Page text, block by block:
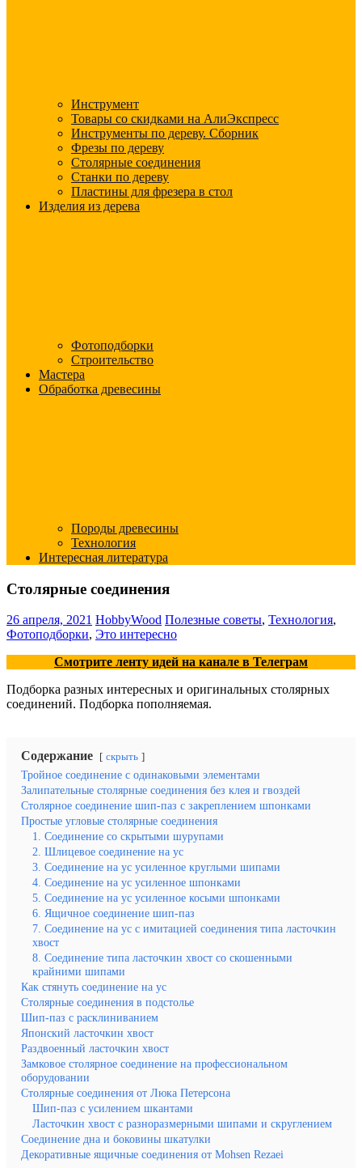
Инструмент
Товары со скидками на АлиЭкспресс
Инструменты по дереву. Сборник
Фрезы по дереву
Столярные соединения
Станки по дереву
Пластины для фрезера в стол
Изделия из дерева
Фотоподборки
Строительство
Мастера
Обработка древесины
Породы древесины
Технология
Интересная литература
Столярные соединения
26 апреля, 2021 HobbyWood Полезные советы, Технология,
Фотоподборки, Это интересно
Смотрите ленту идей на канале в Телеграм
Подборка разных интересных и оригинальных столярных
соединений. Подборка пополняемая.
Содержание скрыть
Тройное соединение с одинаковыми элементами
Залипательные столярные соединения без клея и гвоздей
Столярное соединение шип-паз с закреплением шпонками
Простые угловые столярные соединения
1. Соединение со скрытыми шурупами
2. Шлицевое соединение на ус
3. Соединение на ус усиленное круглыми шипами
4. Соединение на ус усиленное шпонками
5. Соединение на ус усиленное косыми шпонками
6. Ящичное соединение шип-паз
7. Соединение на ус с имитацией соединения типа ласточкин
хвост
8. Соединение типа ласточкин хвост со скошенными
крайними шипами
Как стянуть соединение на ус
Столярные соединения в подстолье
Шип-паз с расклиниванием
Японский ласточкин хвост
Раздвоенный ласточкин хвост
Замковое столярное соединение на профессиональном
оборудовании
Столярные соединения от Люка Петерсона
Шип-паз с усилением шкантами
Ласточкин хвост с разноразмерными шипами и скруглением
Соединение дна и боковины шкатулки
Декоративные ящичные соединения от Mohsen Rezaei